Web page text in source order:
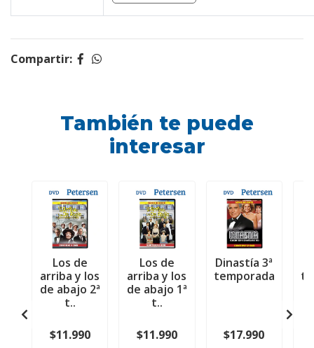
Compartir:
También te puede
interesar
Los de
arriba y los
de abajo 2ª
t..
$11.990
Los de
arriba y los
de abajo 1ª
t..
$11.990
Dinastía 3ª
temporada
$17.990